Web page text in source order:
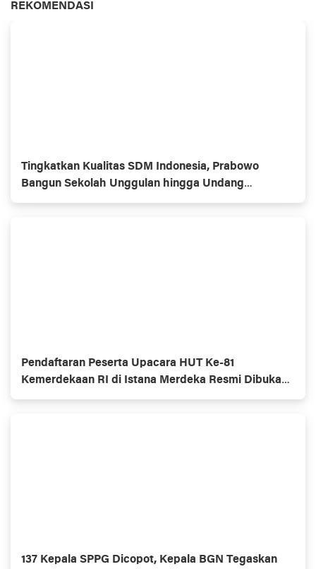
REKOMENDASI
Tingkatkan Kualitas SDM Indonesia, Prabowo
Bangun Sekolah Unggulan hingga Undang
Universitas Terbaik Dunia
Pendaftaran Peserta Upacara HUT Ke-81
Kemerdekaan RI di Istana Merdeka Resmi Dibuka
Hari Ini 5 Agustus 2026
137 Kepala SPPG Dicopot, Kepala BGN Tegaskan